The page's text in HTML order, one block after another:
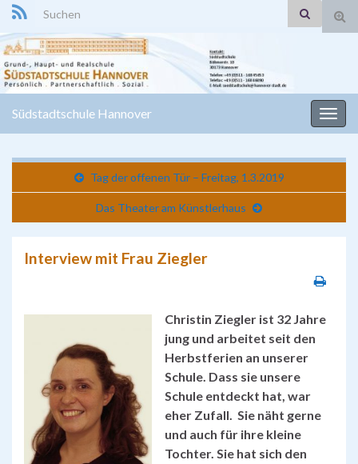
Search for:
Südstadtschule Hannover
Tag der offenen Tür – Freitag, 1.3.2019
Das Theater am Künstlerhaus
Interview mit Frau Ziegler
Christin Ziegler ist 32 Jahre
jung und arbeitet seit den
Herbstferien an unserer
Schule. Dass sie unsere
Schule entdeckt hat, war
eher Zufall. Sie näht gerne
und auch für ihre kleine
Tochter. Sie hat sich den